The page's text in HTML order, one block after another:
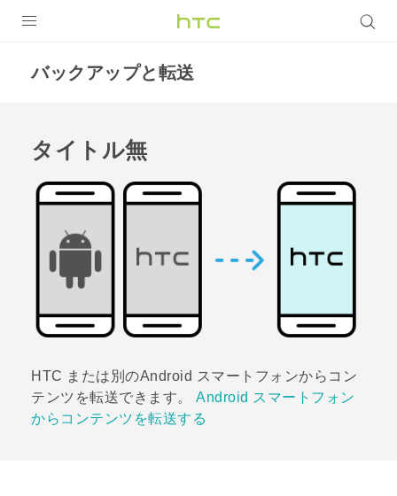
サポート
バックアップと転送
タイトル無
HTC または別のAndroid スマートフォンからコン
テンツを転送できます。 Android スマートフォン
からコンテンツを転送する